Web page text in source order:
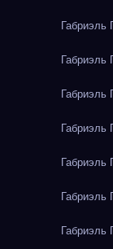
Габриэль
Габриэль
Габриэль
Габриэль
Габриэль
Габриэль
Габриэль